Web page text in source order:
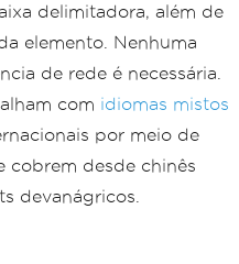
delimitadora, além de
elemento. Nenhuma
de rede é necessária.
com idiomas mistos
por meio de
cobrem desde chinês
devanágricos.